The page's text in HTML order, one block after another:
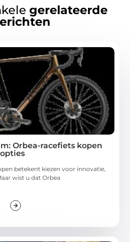
gerelateerde
Orbea-racefiets kopen
betekent kiezen voor innovatie,
wist u dat Orbea